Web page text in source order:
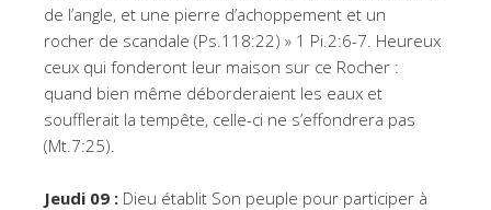
de l’angle, et une pierre d’achoppement et un
rocher de scandale (Ps.118:22) » 1 Pi.2:6-7. Heureux
ceux qui fonderont leur maison sur ce Rocher :
quand bien même déborderaient les eaux et
soufflerait la tempête, celle-ci ne s’effondrera pas
(Mt.7:25).
Jeudi 09 : Dieu établit Son peuple pour participer à